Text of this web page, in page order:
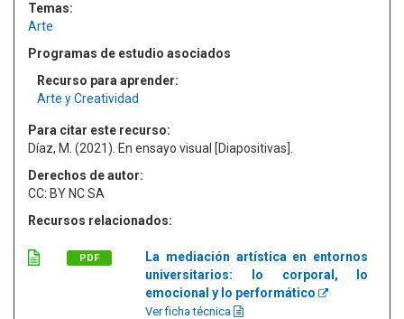
Temas:
Arte
Programas de estudio asociados
Recurso para aprender:
Arte y Creatividad
Para citar este recurso:
Díaz, M. (2021). En ensayo visual [Diapositivas].
Derechos de autor:
CC: BY NC SA
Recursos relacionados:
PDF
La mediación artística en entornos
universitarios: lo corporal, lo
emocional y lo performático
Ver ficha técnica